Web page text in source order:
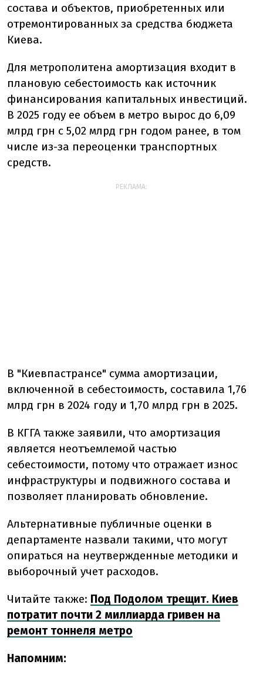
состава и объектов, приобретенных или
отремонтированных за средства бюджета
Киева.
Для метрополитена амортизация входит в
плановую себестоимость как источник
финансирования капитальных инвестиций.
В 2025 году ее объем в метро вырос до 6,09
млрд грн с 5,02 млрд грн годом ранее, в том
числе из-за переоценки транспортных
средств.
РЕКЛАМА:
В "Киевпастрансе" сумма амортизации,
включенной в себестоимость, составила 1,76
млрд грн в 2024 году и 1,70 млрд грн в 2025.
В КГГА также заявили, что амортизация
является неотъемлемой частью
себестоимости, потому что отражает износ
инфраструктуры и подвижного состава и
позволяет планировать обновление.
Альтернативные публичные оценки в
департаменте назвали такими, что могут
опираться на неутвержденные методики и
выборочный учет расходов.
Читайте также: Под Подолом трещит. Киев
потратит почти 2 миллиарда гривен на
ремонт тоннеля метро
Напомним: